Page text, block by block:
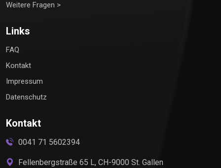
Weitere Fragen >
Links
FAQ
Kontakt
Impressum
Datenschutz
Kontakt
0041 71 5602394
Fellenbergstraße 65 L, CH-9000 St. Gallen